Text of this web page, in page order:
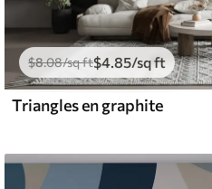
$8.08/sq ft$4 .85/sq ft
Triangles en graphite